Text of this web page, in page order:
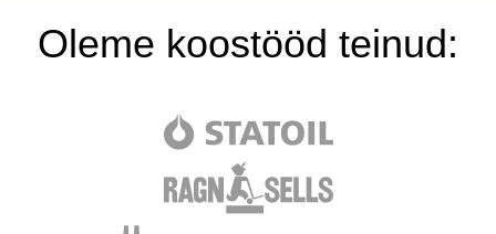
Oleme koostööd teinud: